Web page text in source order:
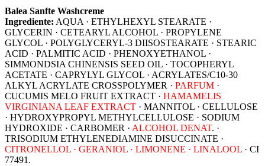
Balea Sanfte Washcreme
Ingrediente: AQUA · ETHYLHEXYL STEARATE ·
GLYCERIN · CETEARYL ALCOHOL · PROPYLENE
GLYCOL · POLYGLYCERYL-3 DIISOSTEARATE · STEARIC
ACID · PALMITIC ACID · PHENOXYETHANOL ·
SIMMONDSIA CHINENSIS SEED OIL · TOCOPHERYL
ACETATE · CAPRYLYL GLYCOL · ACRYLATES/C10-30
ALKYL ACRYLATE CROSSPOLYMER · PARFUM ·
CUCUMIS MELO FRUIT EXTRACT · HAMAMELIS
VIRGINIANA LEAF EXTRACT · MANNITOL · CELLULOSE
· HYDROXYPROPYL METHYLCELLULOSE · SODIUM
HYDROXIDE · CARBOMER · ALCOHOL DENAT. ·
TRISODIUM ETHYLENEDIAMINE DISUCCINATE ·
CITRONELLOL · GERANIOL · LIMONENE · LINALOOL · CI
77491.